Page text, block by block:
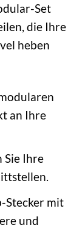
Set
die Ihre
heben
an Ihre
Sie Ihre
Stecker mit
und